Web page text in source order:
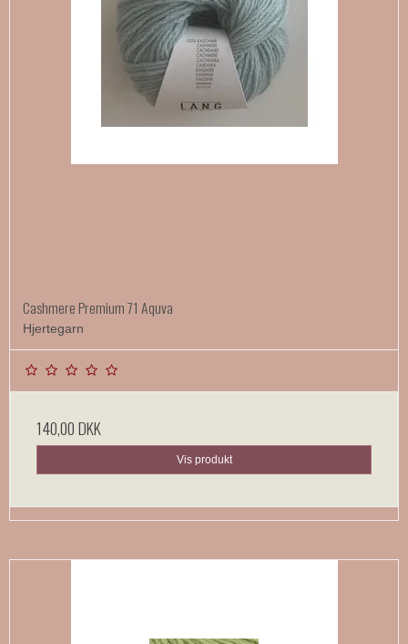
Cashmere Premium 71 Aquva
Hjertegarn
140,00 DKK
Vis produkt